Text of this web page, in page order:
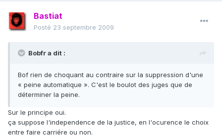
Bastiat
Posté 23 septembre 2009
Bobfr a dit :
Bof rien de choquant au contraire sur la suppression d'une
« peine automatique ». C'est le boulot des juges que de
déterminer la peine.
Sur le principe oui.
ça suppose l'independence de la justice, en l'ocurence le choix
entre faire carriére ou non.